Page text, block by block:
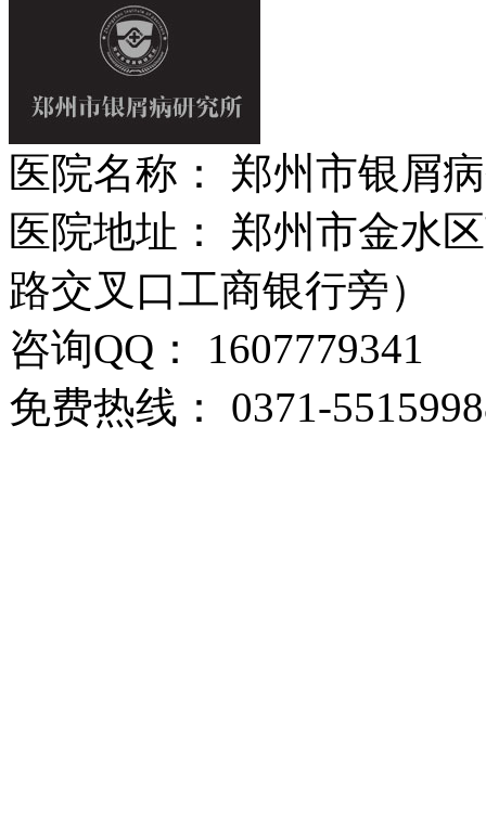
医院名称： 郑州市银屑
医院地址： 郑州市金水
路交叉口工商银行旁）
咨询QQ： 1607779341
免费热线： 0371-